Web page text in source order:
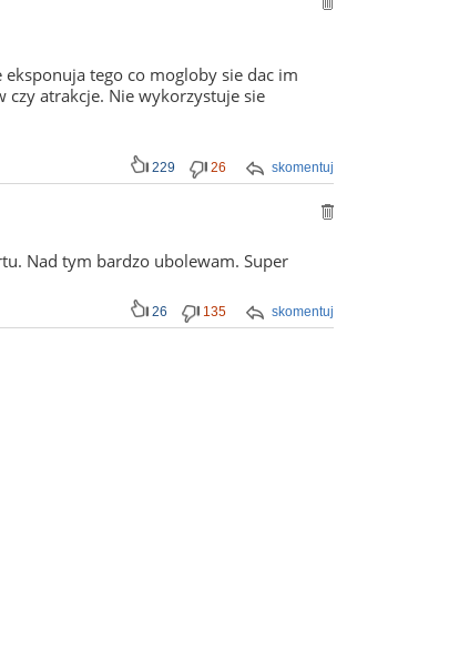
tego co mogloby sie dac im
czy atrakcje. Nie wykorzystuje sie
skomentuj
229 26
Nad tym bardzo ubolewam. Super
skomentuj
26 135